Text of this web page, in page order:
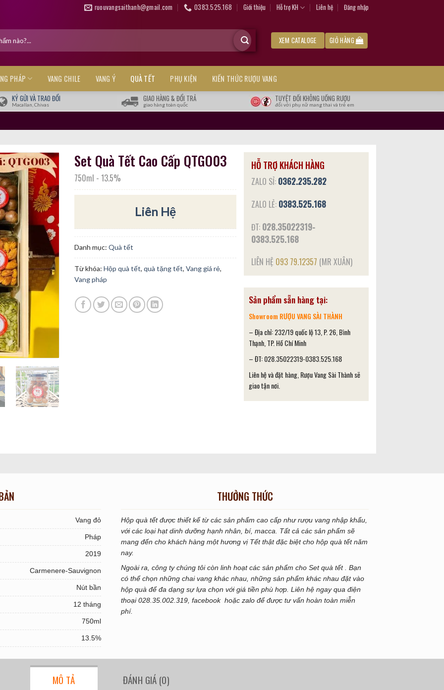
ruouvangsaithanh@gmail.com 0383.525.168 Giới thiệu Hỗ trợ KH Liên hệ Đăng nhập
XEM CATALOGE GIỎ HÀNG
PHÁP VANG CHILE VANG Ý QUÀ TẾT PHỤ KIỆN KIẾN THỨC RƯỢU VANG
KÝ GỬI VÀ TRAO ĐỔI
Macallan, Chivas
GIAO HÀNG & ĐỔI TRẢ
giao hàng toàn quốc
TUYỆT ĐỐI KHÔNG UỐNG RƯỢU
đối với phụ nữ mang thai và trẻ em
Set Quà Tết Cao Cấp QTGO03
750ml - 13.5%
Liên Hệ
Danh mục: Quà tết
Từ khóa: Hộp quà tết, quà tặng tết, Vang giá rẻ,
Vang pháp
HỖ TRỢ KHÁCH HÀNG
ZALO SỈ: 0362.235.282
ZALO LẺ: 0383.525.168
ĐT: 028.35022319-
0383.525.168
LIÊN HỆ 093 79.12357 (MR XUÂN)
Sản phẩm sẵn hàng tại:
Showroom RƯỢU VANG SÀI THÀNH
– Địa chỉ: 232/19 quốc lộ 13, P. 26, Bình
Thạnh, TP. Hồ Chí Minh
– ĐT: 028.35022319-0383.525.168
Liên hệ và đặt hàng, Rượu Vang Sài Thành sẽ
giao tận nơi.
Vang đỏ
Pháp
2019
Carmenere-Sauvignon
Nút bần
12 tháng
750ml
13.5%
THƯỞNG THỨC
Hộp quà tết được thiết kế từ các sản phẩm cao cấp như rượu vang nhập khẩu,
với các loại hạt dinh dưỡng hạnh nhân, bí, macca. Tất cả các sản phẩm sẽ
mang đến cho khách hàng một hương vị Tết thật đặc biệt cho hộp quà tết năm
nay.
Ngoài ra, công ty chúng tôi còn linh hoạt các sản phẩm cho Set quà tết . Bạn
có thể chọn những chai vang khác nhau, những sản phẩm khác nhau đặt vào
hộp quà để đa dạng sự lựa chọn với giá tiền phù hợp. Liên hệ ngay qua điện
thoại 028.35.002.319, facebook hoặc zalo để được tư vấn hoàn toàn miễn
phí.
MÔ TẢ ĐÁNH GIÁ (0)